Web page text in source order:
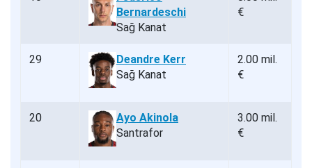
Bernardeschi
Sağ Kanat
€
29
Deandre Kerr
Sağ Kanat
2.00 mil.
€
20
Ayo Akinola
Santrafor
3.00 mil.
€